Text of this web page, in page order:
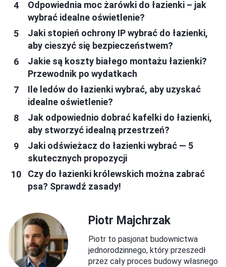
Odpowiednia moc żarówki do łazienki – jak
wybrać idealne oświetlenie?
Jaki stopień ochrony IP wybrać do łazienki,
aby cieszyć się bezpieczeństwem?
Jakie są koszty białego montażu łazienki?
Przewodnik po wydatkach
Ile ledów do łazienki wybrać, aby uzyskać
idealne oświetlenie?
Jak odpowiednio dobrać kafelki do łazienki,
aby stworzyć idealną przestrzeń?
Jaki odświeżacz do łazienki wybrać — 5
skutecznych propozycji
Czy do łazienki królewskich można zabrać
psa? Sprawdź zasady!
Piotr Majchrzak
Piotr to pasjonat budownictwa
jednorodzinnego, który przeszedł
przez cały proces budowy własnego